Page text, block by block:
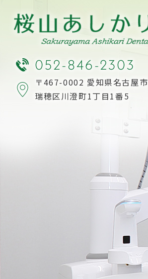
052-846-2303
〒467-0002 愛知県名古屋市
瑞穂区川澄町1丁目1番5